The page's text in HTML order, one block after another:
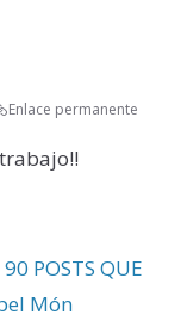
Enlace permanente
POSTS QUE
Món